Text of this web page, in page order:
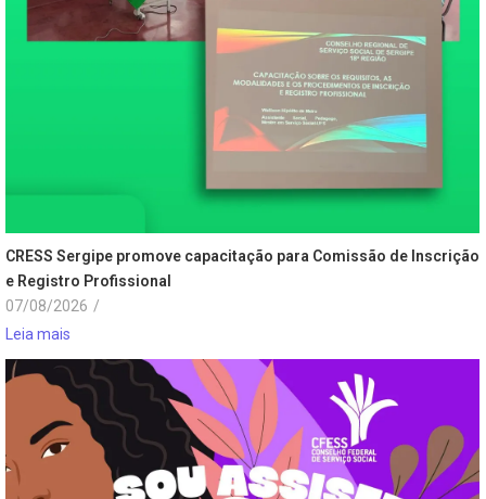
CRESS Sergipe promove capacitação para Comissão de Inscrição
e Registro Profissional
07/08/2026 /
Leia mais